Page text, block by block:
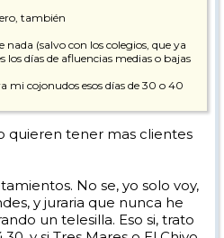
también
(salvo con los colegios, que ya
días de afluencias medias o bajas
mi cojonudos esos días de 30 o 40
quieren tener mas clientes
No se, yo solo voy,
y juraria que nunca he
un telesilla. Eso si, trato